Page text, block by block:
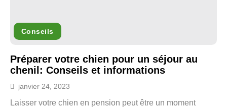
Conseils
Préparer votre chien pour un séjour au
chenil: Conseils et informations
janvier 24, 2023
Laisser votre chien en pension peut être un moment